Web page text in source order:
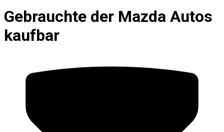
Gebrauchte der Mazda Autos
kaufbar